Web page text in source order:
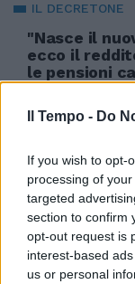
Il Tempo - Do
If you wish to opt-
processing of
targeted
section to confirm
opt-out request is
interest-based
us or personal
IL DECRETONE
"Nasce il
ecco il
le pensioni
Nuovo
fiscale.
tetto e
21/10/2018